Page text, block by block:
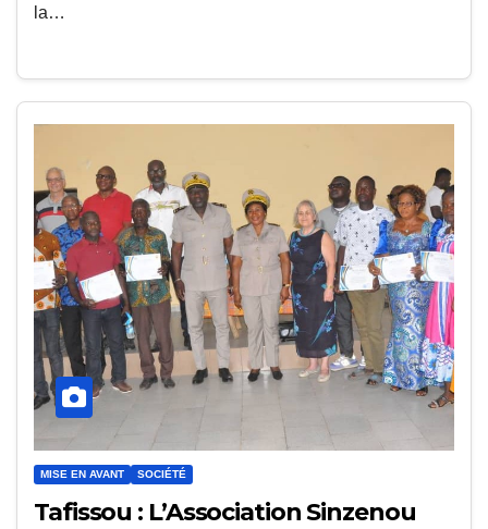
la…
MISE EN AVANT SOCIÉTÉ
Tafissou : L’Association Sinzenou